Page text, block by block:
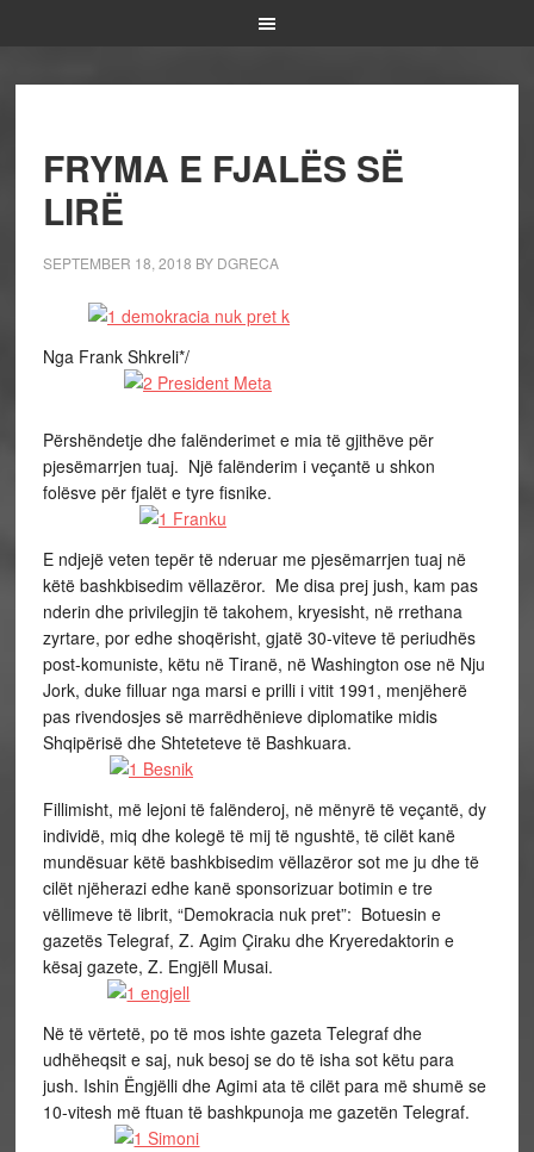
FRYMA E FJALËS SË
LIRË
SEPTEMBER 18, 2018 BY DGRECA
Nga Frank Shkreli*/
Përshëndetje dhe falënderimet e mia të gjithëve për
pjesëmarrjen tuaj. Një falënderim i veçantë u shkon
folësve për fjalët e tyre fisnike.
E ndjejë veten tepër të nderuar me pjesëmarrjen tuaj në
këtë bashkbisedim vëllazëror. Me disa prej jush, kam pas
nderin dhe privilegjin të takohem, kryesisht, në rrethana
zyrtare, por edhe shoqërisht, gjatë 30-viteve të periudhës
post-komuniste, këtu në Tiranë, në Washington ose në Nju
Jork, duke filluar nga marsi e prilli i vitit 1991, menjëherë
pas rivendosjes së marrëdhënieve diplomatike midis
Shqipërisë dhe Shteteteve të Bashkuara.
Fillimisht, më lejoni të falënderoj, në mënyrë të veçantë, dy
individë, miq dhe kolegë të mij të ngushtë, të cilët kanë
mundësuar këtë bashkbisedim vëllazëror sot me ju dhe të
cilët njëherazi edhe kanë sponsorizuar botimin e tre
vëllimeve të librit, “Demokracia nuk pret”: Botuesin e
gazetës Telegraf, Z. Agim Çiraku dhe Kryeredaktorin e
kësaj gazete, Z. Engjëll Musai.
Në të vërtetë, po të mos ishte gazeta Telegraf dhe
udhëheqsit e saj, nuk besoj se do të isha sot këtu para
jush. Ishin Ëngjëlli dhe Agimi ata të cilët para më shumë se
10-vitesh më ftuan të bashkpunoja me gazetën Telegraf.